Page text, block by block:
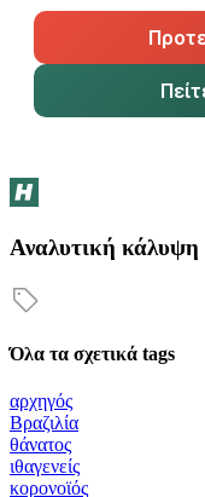
Αναλυτική κάλυψη
Όλα τα σχετικά tags
αρχηγός
Βραζιλία
θάνατος
ιθαγενείς
κορονοϊός